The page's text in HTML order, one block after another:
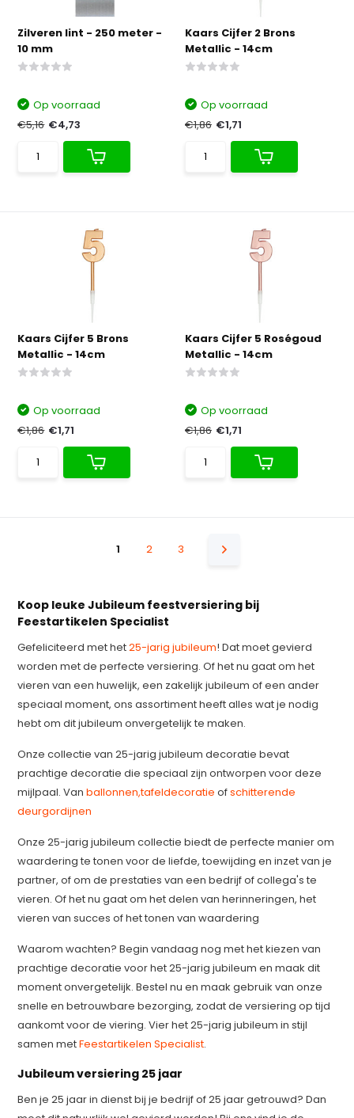
Zilveren lint - 250 meter -
10 mm
Op voorraad
€5,16 €4,73
Kaars Cijfer 2 Brons
Metallic - 14cm
Op voorraad
€1,86 €1,71
Kaars Cijfer 5 Brons
Metallic - 14cm
Op voorraad
€1,86 €1,71
Kaars Cijfer 5 Roségoud
Metallic - 14cm
Op voorraad
€1,86 €1,71
1 2 3
Koop leuke Jubileum feestversiering bij
Feestartikelen Specialist
Gefeliciteerd met het25-jarig jubileum! Dat moet gevierd
worden met de perfecte versiering. Of het nu gaat om het
vieren van een huwelijk, een zakelijk jubileum of een ander
speciaal moment, ons assortiment heeft alles wat je nodig
hebt om dit jubileum onvergetelijk te maken.
Onze collectie van 25-jarig jubileum decoratie bevat
prachtige decoratie die speciaal zijn ontworpen voor deze
mijlpaal. Vanballonnen,tafeldecoratie ofschitterende
deurgordijnen
Onze 25-jarig jubileum collectie biedt de perfecte manier om
waardering te tonen voor de liefde, toewijding en inzet van je
partner, of om de prestaties van een bedrijf of collega's te
vieren. Of het nu gaat om het delen van herinneringen, het
vieren van succes of het tonen van waardering
Waarom wachten? Begin vandaag nog met het kiezen van
prachtige decoratie voor het 25-jarig jubileum en maak dit
moment onvergetelijk. Bestel nu en maak gebruik van onze
snelle en betrouwbare bezorging, zodat de versiering op tijd
aankomt voor de viering. Vier het 25-jarig jubileum in stijl
samen metFeestartikelen Specialist.
Jubileum versiering 25 jaar
Ben je 25 jaar in dienst bij je bedrijf of 25 jaar getrouwd? Dan